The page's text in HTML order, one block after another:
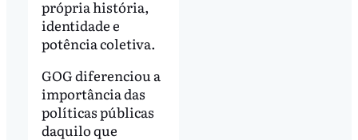
própria história,
identidade e
potência coletiva.
GOG diferenciou a
importância das
políticas públicas
daquilo que